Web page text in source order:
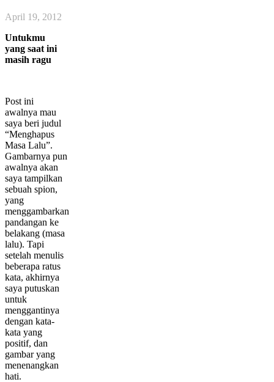
April 19, 2012
Untukmu
yang saat ini
masih ragu
Post ini
awalnya mau
saya beri judul
“Menghapus
Masa Lalu”.
Gambarnya pun
awalnya akan
saya tampilkan
sebuah spion,
yang
menggambarkan
pandangan ke
belakang (masa
lalu). Tapi
setelah menulis
beberapa ratus
kata, akhirnya
saya putuskan
untuk
menggantinya
dengan kata-
kata yang
positif, dan
gambar yang
menenangkan
hati.